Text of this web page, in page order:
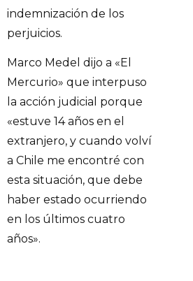
indemnización de los
perjuicios.
Marco Medel dijo a «El
Mercurio» que interpuso
la acción judicial porque
«estuve 14 años en el
extranjero, y cuando volví
a Chile me encontré con
esta situación, que debe
haber estado ocurriendo
en los últimos cuatro
años».